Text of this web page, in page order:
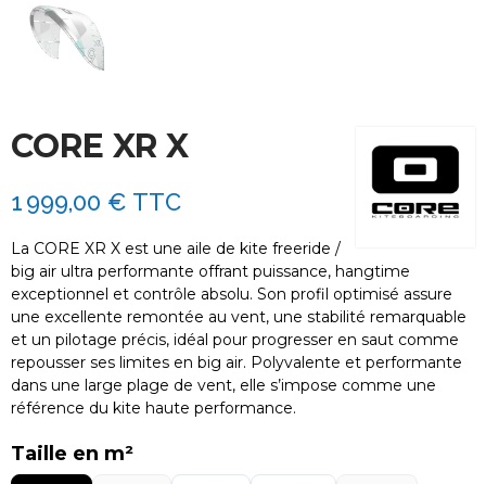
CORE XR X
1 999,00 € TTC
La CORE XR X est une aile de kite freeride /
big air ultra performante offrant puissance, hangtime
exceptionnel et contrôle absolu. Son profil optimisé assure
une excellente remontée au vent, une stabilité remarquable
et un pilotage précis, idéal pour progresser en saut comme
repousser ses limites en big air. Polyvalente et performante
dans une large plage de vent, elle s’impose comme une
référence du kite haute performance.
Taille en m²